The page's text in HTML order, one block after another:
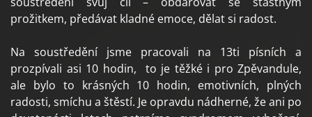
prožitkem, předávat kladné emoce, dělat si radost.
Na soustředění jsme pracovali na 13ti písních a
prozpívali asi 10 hodin, to je těžké i pro Zpěvandule,
ale bylo to krásných 10 hodin, emotivních, plných
radosti, smíchu a štěstí. Je opravdu nádherné, že ani po